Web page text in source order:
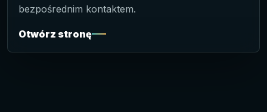
bezpośrednim kontaktem.
Otwórz stronę